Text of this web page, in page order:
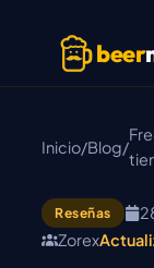
beer
Inicio/Blog/
Reseñas
Zorex